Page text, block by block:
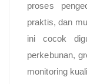
proses
praktis, dan
ini cocok
perkebunan,
monitoring